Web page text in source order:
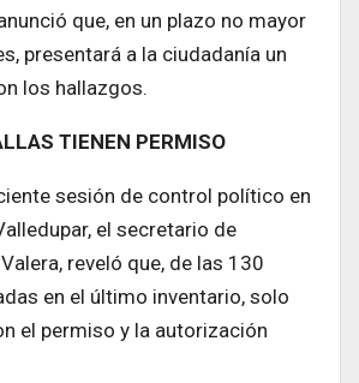
que, en un plazo no mayor
presentará a la ciudadanía un
los hallazgos.
TIENEN PERMISO
sesión de control político en
el secretario de
reveló que, de las 130
en el último inventario, solo
el permiso y la autorización